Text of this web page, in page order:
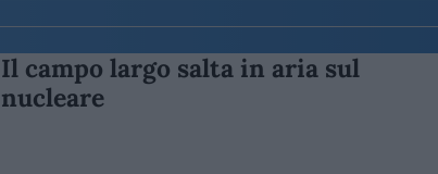
Il campo largo salta in aria sul
nucleare